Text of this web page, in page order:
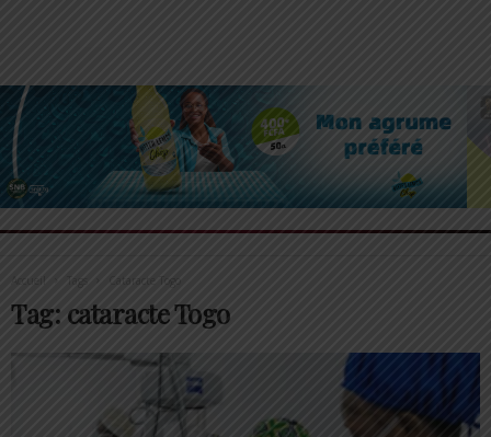
Tags Cataracte Togo
Tag: cataracte Togo